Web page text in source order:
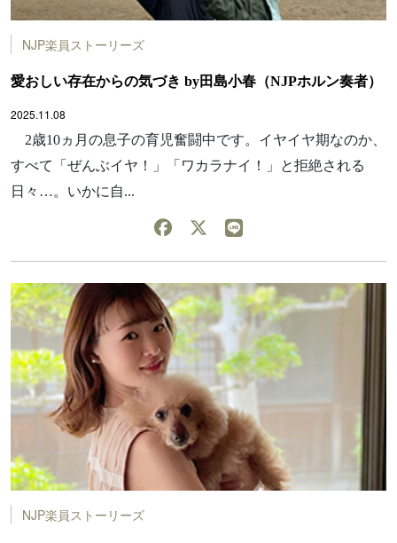
NJP楽員ストーリーズ
愛おしい存在からの気づき by田島小春（NJPホルン奏者）
2025.11.08
2歳10ヵ月の息子の育児奮闘中です。イヤイヤ期なのか、
すべて「ぜんぶイヤ！」「ワカラナイ！」と拒絶される
日々…。いかに自...
NJP楽員ストーリーズ